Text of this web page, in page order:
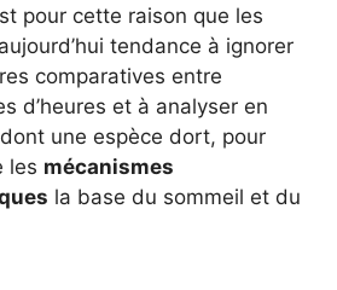
pour cette raison que les
tendance à ignorer
comparatives entre
d’heures et à analyser en
une espèce dort, pour
les mécanismes
la base du sommeil et du